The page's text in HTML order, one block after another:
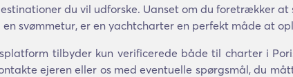
du vil udforske. Uanset om du foretrækker
svømmetur, er en yachtcharter en perfekt måde at
tilbyder kun verificerede både til charter i
ejeren eller os med eventuelle spørgsmål, du